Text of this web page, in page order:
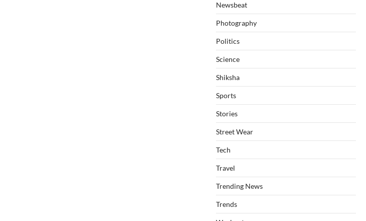
Newsbeat
Photography
Politics
Science
Shiksha
Sports
Stories
Street Wear
Tech
Travel
Trending News
Trends